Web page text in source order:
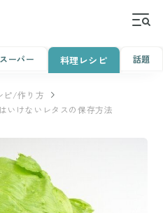
スーパー 料理レシピ 話題
ピ/作り方
いけないレタスの保存方法